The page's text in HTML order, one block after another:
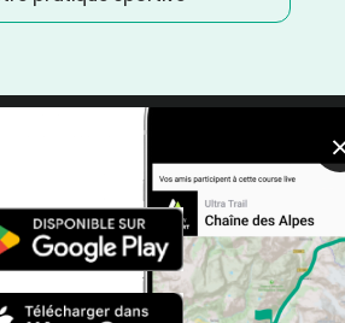
Distance Faible/courses